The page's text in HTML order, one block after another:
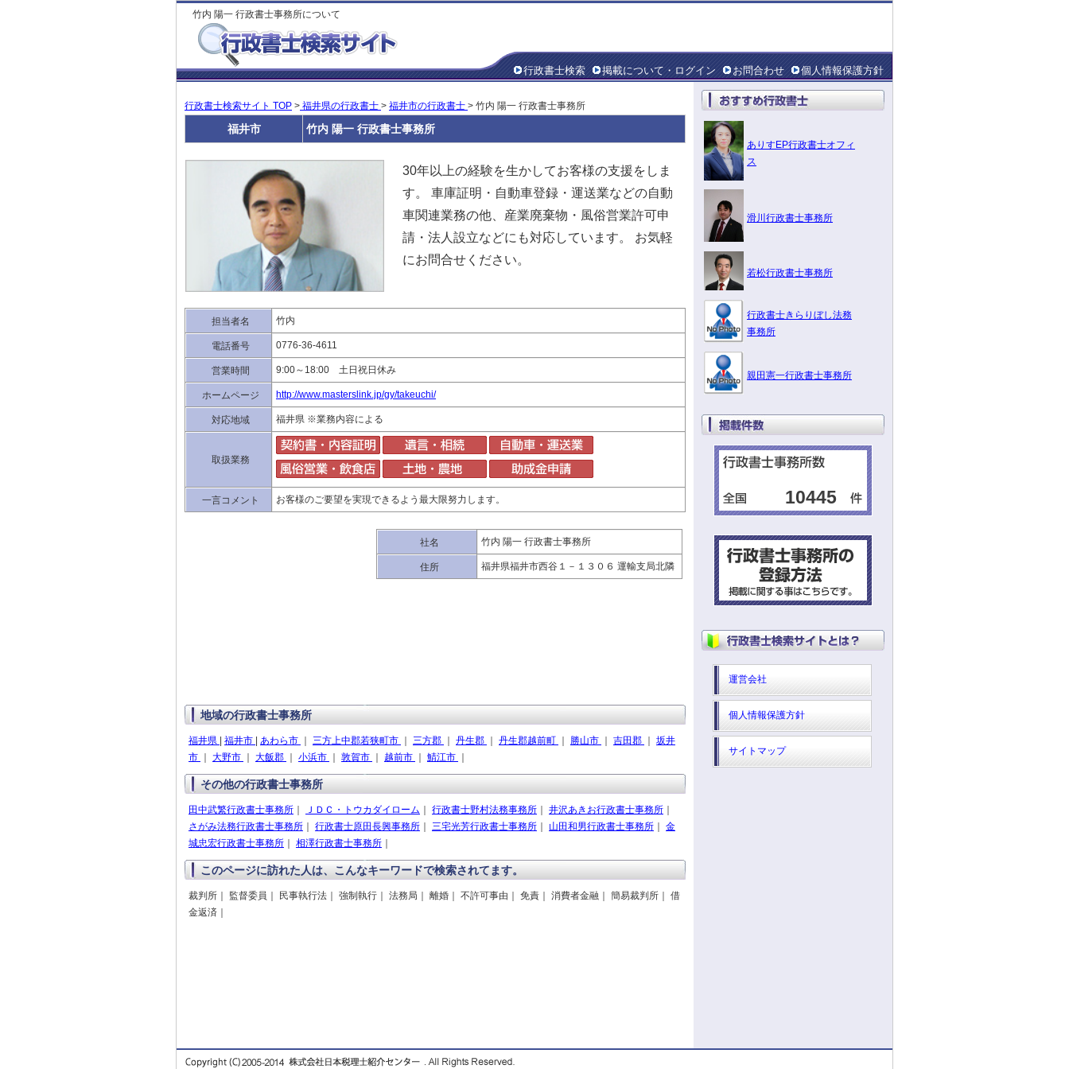
竹内 陽一 行政書士事務所について
行政書士検索 掲載について・ログイン お問合わせ 個人情報保護方針
行政書士検索サイト TOP > 福井県の行政書士 > 福井市の行政書士 > 竹内 陽一 行政書士事務所
福井市 竹内 陽一 行政書士事務所
30年以上の経験を生かしてお客様の支援をしま
す。 車庫証明・自動車登録・運送業などの自動
車関連業務の他、産業廃棄物・風俗営業許可申
請・法人設立などにも対応しています。 お気軽
にお問合せください。
担当者名 竹内
電話番号 0776-36-4611
営業時間 9:00～18:00 土日祝日休み
ホームページ http://www.masterslink.jp/gy/takeuchi/
対応地域 福井県 ※業務内容による
取扱業務
一言コメント お客様のご要望を実現できるよう最大限努力します。
社名 竹内 陽一 行政書士事務所
住所 福井県福井市西谷１－１３０６ 運輸支局北隣
地域の行政書士事務所
福井県 福井市 あわら市 三方上中郡若狭町市 三方郡 丹生郡 丹生郡越前町 勝山市 吉田郡
坂井
市
大野市 大飯郡 小浜市 敦賀市 越前市 鯖江市
その他の行政書士事務所
田中武繁行政書士事務所 ＪＤＣ・トウカダイローム 行政書士野村法務事務所 井沢あきお行政書士事務所
さがみ法務行政書士事務所
行政書士原田長興事務所 三宅光芳行政書士事務所 山田和男行政書士事務所
金
城忠宏行政書士事務所
相澤行政書士事務所
このページに訪れた人は、こんなキーワードで検索されてます。
裁判所｜ 監督委員｜ 民事執行法｜ 強制執行｜ 法務局｜ 離婚｜ 不許可事由｜ 免責｜ 消費者金融｜ 簡易裁判所｜ 借
金返済｜
ありすEP行政書士オフィ
ス
滑川行政書士事務所
若松行政書士事務所
行政書士きらりぼし法務
事務所
親田憲一行政書士事務所
10445
運営会社
個人情報保護方針
サイトマップ